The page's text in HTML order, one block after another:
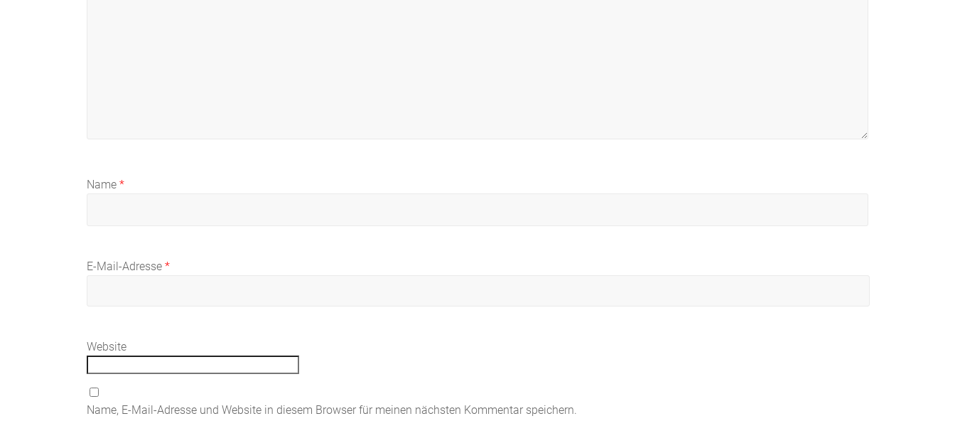
Name *
E-Mail-Adresse *
Website
Name, E-Mail-Adresse und Website in diesem Browser für meinen nächsten Kommentar speichern.